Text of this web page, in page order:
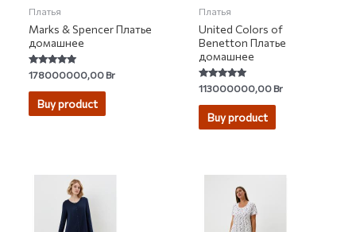
Платья
Marks & Spencer Платье
домашнее
Rated
5.00
out of 5
178000000,00Br
Buy product
Платья
United Colors of
Benetton Платье
домашнее
Rated
5.00
out of 5
113000000,00Br
Buy product